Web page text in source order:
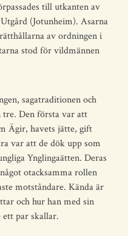
till utkanten av
(Jotunheim). Asarna
av ordningen i
stod för vildmännen
sagatraditionen och
tre. Den första var att
Ägir, havets jätte, gift
var att de dök upp som
Ynglingaätten. Deras
otacksamma rollen
motståndare. Kända är
och hur han med sin
ett par skallar.